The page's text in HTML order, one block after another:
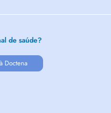
de saúde?
Doctena